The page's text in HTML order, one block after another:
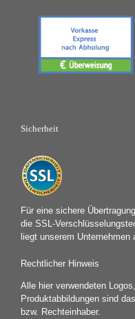
Sicherheit
Für eine sichere
die SSL-
liegt unserem Unternehmen
Rechtlicher Hinweis
Alle hier verwendeten
Produktabbildungen sind
bzw. Rechteinhaber.